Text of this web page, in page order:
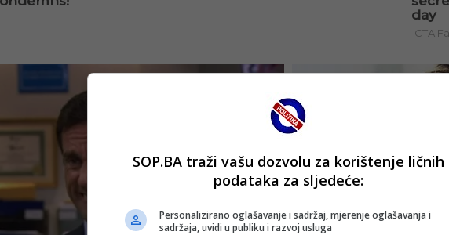
SOP.BA traži vašu dozvolu za korištenje ličnih
podataka za sljedeće:
Personalizirano oglašavanje i sadržaj, mjerenje oglašavanja i
sadržaja, uvidi u publiku i razvoj usluga